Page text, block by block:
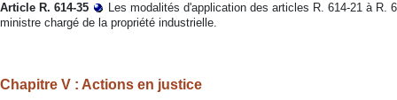
Article R. 614-35
Les modalités d'application des articles R. 614-21 à R.
ministre chargé de la propriété industrielle.
Chapitre V : Actions en justice